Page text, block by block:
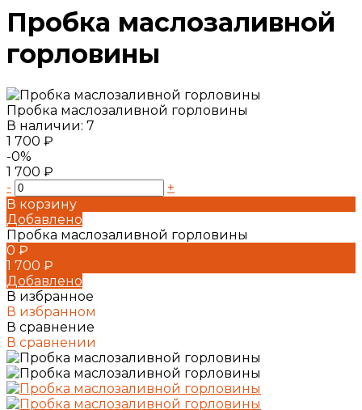
Пробка маслозаливной
горловины
Пробка маслозаливной горловины
В наличии: 7
1 700 ₽
-0%
1 700 ₽
-
+
В корзину
Добавлено
Пробка маслозаливной горловины
0 ₽
1 700 ₽
Добавлено
В избранное
В избранном
В сравнение
В сравнении